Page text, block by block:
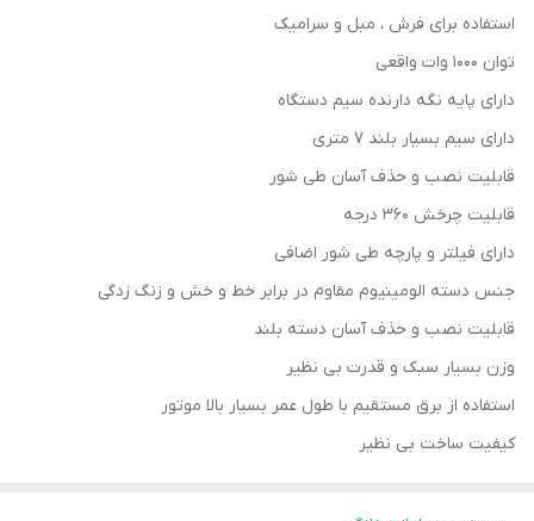
استفاده برای فرش ، مبل و سرامیک
توان ۱۰۰۰ وات واقعی
دارای پایه نگه دارنده سیم دستگاه
دارای سیم بسیار بلند ۷ متری
قابلیت نصب و حذف آسان طی شور
قابلیت چرخش ۳۶۰ درجه
دارای فیلتر و پارچه طی شور اضافی
جنس دسته الومینیوم مقاوم در برابر خط و خش و زنگ زدگی
قابلیت نصب و حذف آسان دسته بلند
وزن بسیار سبک و قدرت بی نظیر
استفاده از برق مستقیم با طول عمر بسیار بالا موتور
کیفیت ساخت بی نظیر